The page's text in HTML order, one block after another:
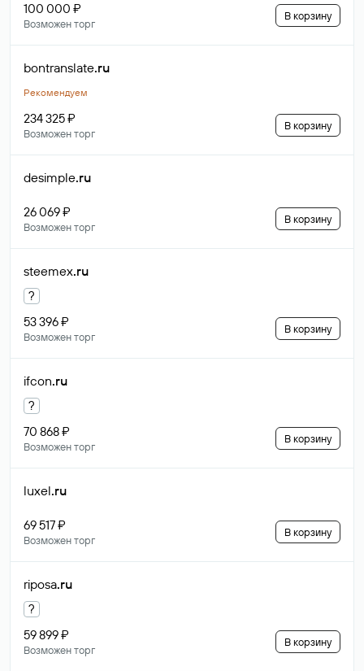
100 000 ₽
Возможен торг
В корзину
bontranslate.ru
Рекомендуем
234 325 ₽
Возможен торг
В корзину
desimple.ru
26 069 ₽
Возможен торг
В корзину
steemex.ru
?
53 396 ₽
Возможен торг
В корзину
ifcon.ru
?
70 868 ₽
Возможен торг
В корзину
luxel.ru
69 517 ₽
Возможен торг
В корзину
riposa.ru
?
59 899 ₽
Возможен торг
В корзину